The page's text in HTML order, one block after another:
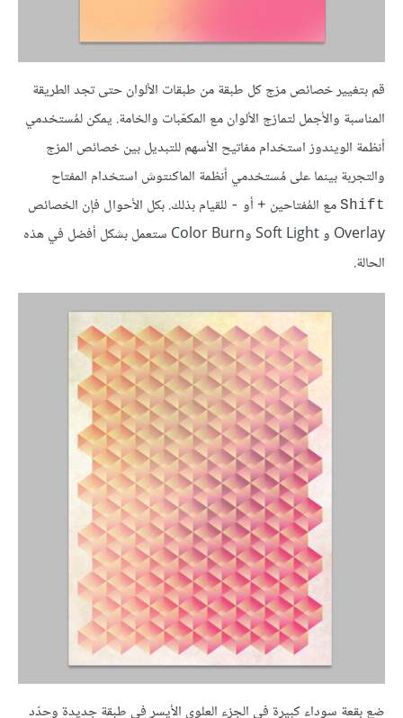
قم بتغيير خصائص مزج كل طبقة من طبقات الألوان حتى تجد الطريقة
المناسبة والأجمل لتمازج الألوان مع المكعّبات والخامة. يمكن لمُستخدمي
أنظمة الويندوز استخدام مفاتيح الأسهم للتبديل بين خصائص المزج
والتجربة بينما على مُستخدمي أنظمة الماكنتوش استخدام المفتاح
Shift مع المُفتاحين + أو - للقيام بذلك. بكل الأحوال فإن الخصائص
Overlay و Soft Light وColor Burn ستعمل بشكل أفضل في هذه
الحالة.
ضع بقعة سوداء كبيرة في الجزء العلوي الأيسر في طبقة جديدة وحدّد